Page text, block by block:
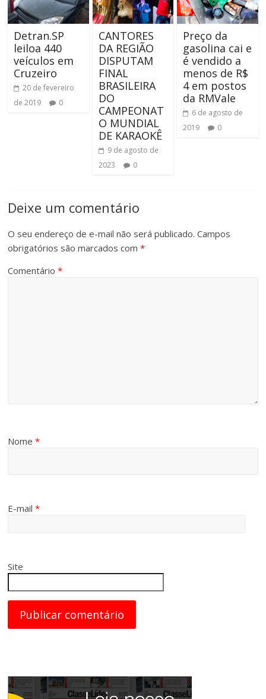
Detran.SP
leiloa 440
veículos em
Cruzeiro
20 de fevereiro
de 2019
0
CANTORES
DA REGIÃO
DISPUTAM
FINAL
BRASILEIRA
DO
CAMPEONAT
O MUNDIAL
DE KARAOKÊ
9 de agosto de
2023
0
Preço da
gasolina cai e
é vendido a
menos de R$
4 em postos
da RMVale
6 de agosto de
2019
0
Deixe um comentário
O seu endereço de e-mail não será publicado. Campos
obrigatórios são marcados com*
Comentário*
Nome*
E-mail*
Site